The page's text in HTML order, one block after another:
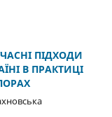
ПІДХОДИ
В ПРАКТИЦІ